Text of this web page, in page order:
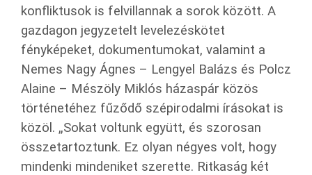
konfliktusok is felvillannak a sorok között. A
gazdagon jegyzetelt levelezéskötet
fényképeket, dokumentumokat, valamint a
Nemes Nagy Ágnes – Lengyel Balázs és Polcz
Alaine – Mészöly Miklós házaspár közös
történetéhez fűződő szépirodalmi írásokat is
közöl. „Sokat voltunk együtt, és szorosan
összetartoztunk. Ez olyan négyes volt, hogy
mindenki mindeniket szerette. Ritkaság két